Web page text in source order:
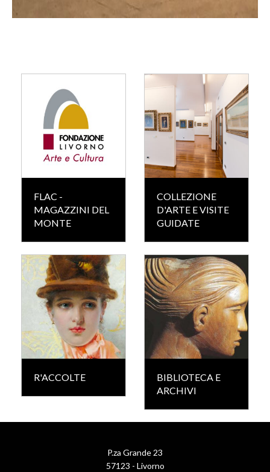
FLAC -
MAGAZZINI DEL
MONTE
COLLEZIONE
D'ARTE E VISITE
GUIDATE
R'ACCOLTE
BIBLIOTECA E
ARCHIVI
P.za Grande 23
57123 - Livorno